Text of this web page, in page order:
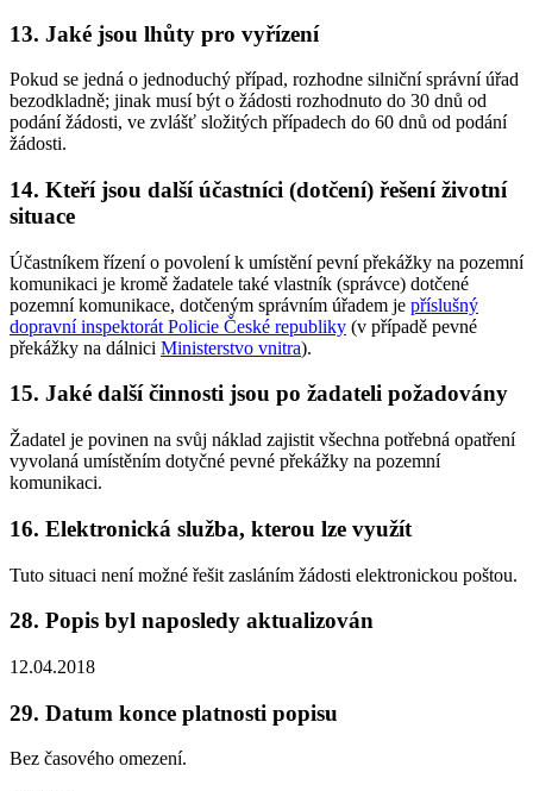
13. Jaké jsou lhůty pro vyřízení
Pokud se jedná o jednoduchý případ, rozhodne silniční správní úřad
bezodkladně; jinak musí být o žádosti rozhodnuto do 30 dnů od
podání žádosti, ve zvlášť složitých případech do 60 dnů od podání
žádosti.
14. Kteří jsou další účastníci (dotčení) řešení životní
situace
Účastníkem řízení o povolení k umístění pevní překážky na pozemní
komunikaci je kromě žadatele také vlastník (správce) dotčené
pozemní komunikace, dotčeným správním úřadem je příslušný
dopravní inspektorát Policie České republiky (v případě pevné
překážky na dálnici Ministerstvo vnitra).
15. Jaké další činnosti jsou po žadateli požadovány
Žadatel je povinen na svůj náklad zajistit všechna potřebná opatření
vyvolaná umístěním dotyčné pevné překážky na pozemní
komunikaci.
16. Elektronická služba, kterou lze využít
Tuto situaci není možné řešit zasláním žádosti elektronickou poštou.
28. Popis byl naposledy aktualizován
12.04.2018
29. Datum konce platnosti popisu
Bez časového omezení.